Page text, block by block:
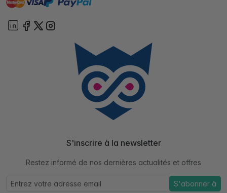
S'inscrire à la newsletter
Restez informé de nos dernières actualités et offres
S'abonner à